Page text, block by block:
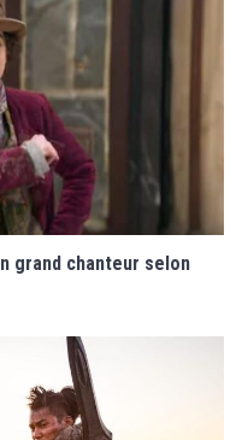
grand chanteur selon